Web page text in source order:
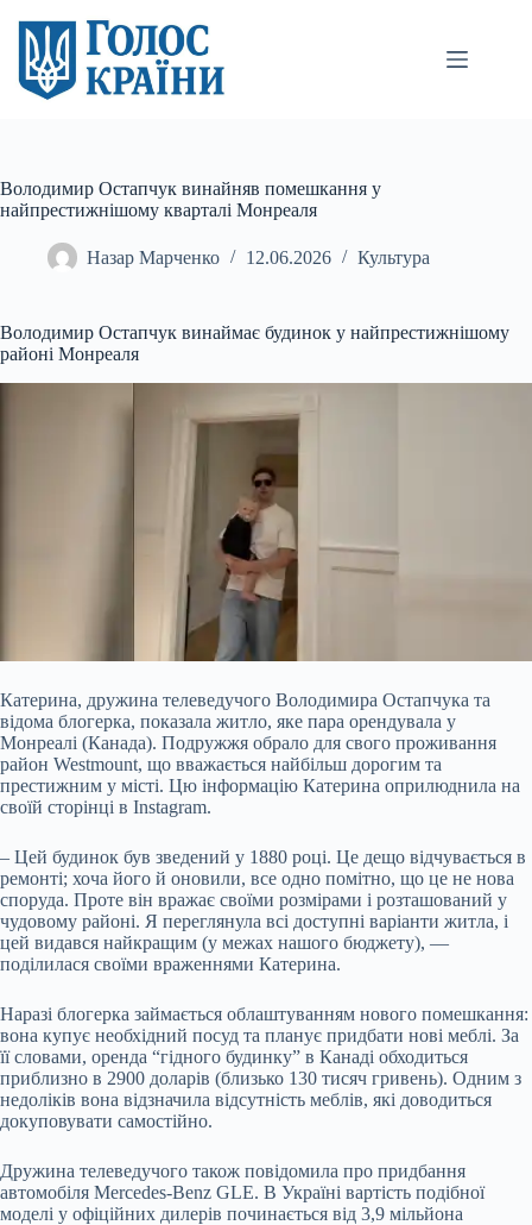
вмісту
Володимир Остапчук винайняв помешкання у
найпрестижнішому кварталі Монреаля
Назар Марченко 12.06.2026 Культура
Володимир Остапчук винаймає будинок у найпрестижнішому
районі Монреаля
Катерина, дружина телеведучого Володимира Остапчука та
відома блогерка, показала житло, яке пара орендувала у
Монреалі (Канада). Подружжя обрало для свого проживання
район Westmount, що вважається найбільш дорогим та
престижним у місті. Цю інформацію Катерина оприлюднила на
своїй сторінці в Instagram.
– Цей будинок був зведений у 1880 році. Це дещо відчувається в
ремонті; хоча його й оновили, все одно помітно, що це не нова
споруда. Проте він вражає своїми розмірами і розташований у
чудовому районі. Я переглянула всі доступні варіанти житла, і
цей видався найкращим (у межах нашого бюджету), —
поділилася своїми враженнями Катерина.
Наразі блогерка займається облаштуванням нового помешкання:
вона купує необхідний посуд та планує придбати нові меблі. За
її словами, оренда “гідного будинку” в Канаді обходиться
приблизно в 2900 доларів (близько 130 тисяч гривень). Одним з
недоліків вона відзначила відсутність меблів, які доводиться
докуповувати самостійно.
Дружина телеведучого також повідомила про придбання
автомобіля Mercedes-Benz GLE. В Україні вартість подібної
моделі у офіційних дилерів починається від 3,9 мільйона